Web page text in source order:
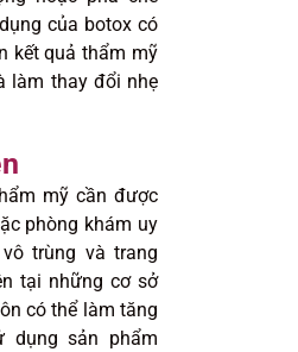
của botox có
kết quả thẩm mỹ
làm thay đổi nhẹ
mỹ cần được
phòng khám uy
trùng và trang
tại những cơ sở
có thể làm tăng
dụng sản phẩm